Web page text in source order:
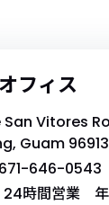
フィス
San Vitores
Guam
646-0543
24時間営業